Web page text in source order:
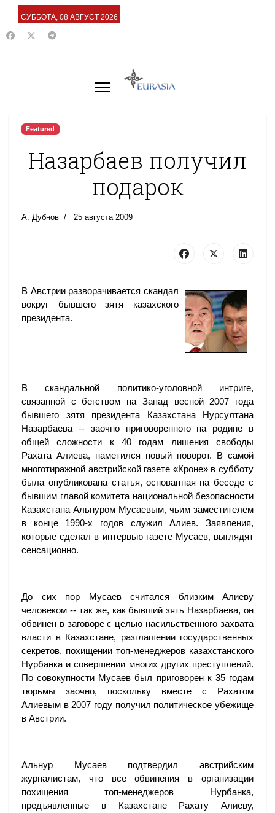
СУББОТА, 08 АВГУСТ 2026
Featured
Назарбаев получил
подарок
А. Дубнов 25 августа 2009
В Австрии разворачивается скандал
вокруг бывшего зятя казахского
президента.
В скандальной политико-уголовной интриге,
связанной с бегством на Запад весной 2007 года
бывшего зятя президента Казахстана Нурсултана
Назарбаева -- заочно приговоренного на родине в
общей сложности к 40 годам лишения свободы
Рахата Алиева, наметился новый поворот. В самой
многотиражной австрийской газете «Кроне» в субботу
была опубликована статья, основанная на беседе с
бывшим главой комитета национальной безопасности
Казахстана Альнуром Мусаевым, чьим заместителем
в конце 1990-х годов служил Алиев. Заявления,
которые сделал в интервью газете Мусаев, выглядят
сенсационно.
До сих пор Мусаев считался близким Алиеву
человеком -- так же, как бывший зять Назарбаева, он
обвинен в заговоре с целью насильственного захвата
власти в Казахстане, разглашении государственных
секретов, похищении топ-менеджеров казахстанского
Нурбанка и совершении многих других преступлений.
По совокупности Мусаев был приговорен к 35 годам
тюрьмы заочно, поскольку вместе с Рахатом
Алиевым в 2007 году получил политическое убежище
в Австрии.
Альнур Мусаев подтвердил австрийским
журналистам, что все обвинения в организации
похищения топ-менеджеров Нурбанка,
предъявленные в Казахстане Рахату Алиеву,